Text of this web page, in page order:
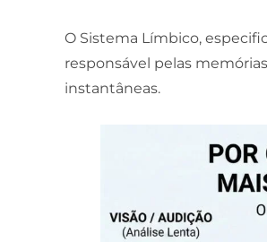
O Sistema Límbico,
responsável pelas
instantâneas.